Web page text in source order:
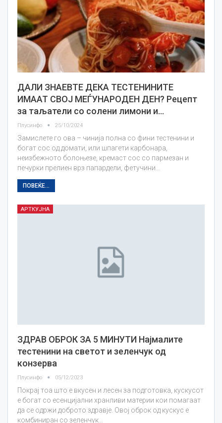
ДАЛИ ЗНАЕВТЕ ДЕКА ТЕСТЕНИНИТЕ
ИМААТ СВОЈ МЕЃУНАРОДЕН ДЕН? Рецепт
за таљатели со солени лимони и…
Плусинфо 25/10/2024
Замислете го ова – чинија полна со фини тестенини и
богат сос од домати, или шпагети карбонара,
неизбежното болоњезе, кремаст сос со пармезан и
печурки прелиен врз папардели, фетучини…
ПОВЕЌЕ...
АРТКУЈНА
ЗДРАВ ОБРОК ЗА 5 МИНУТИ Најмалите
тестенини на светот и зеленчук од
конзерва
Плусинфо 05/12/2023
Покрај тоа што е вкусен и лесен за подготовка, кускусот
е богат со есенцијални хранливи материи кои помагаат
да се одржи доброто здравје. Овој оброк од кускус е
комбиниран со зеленчук…